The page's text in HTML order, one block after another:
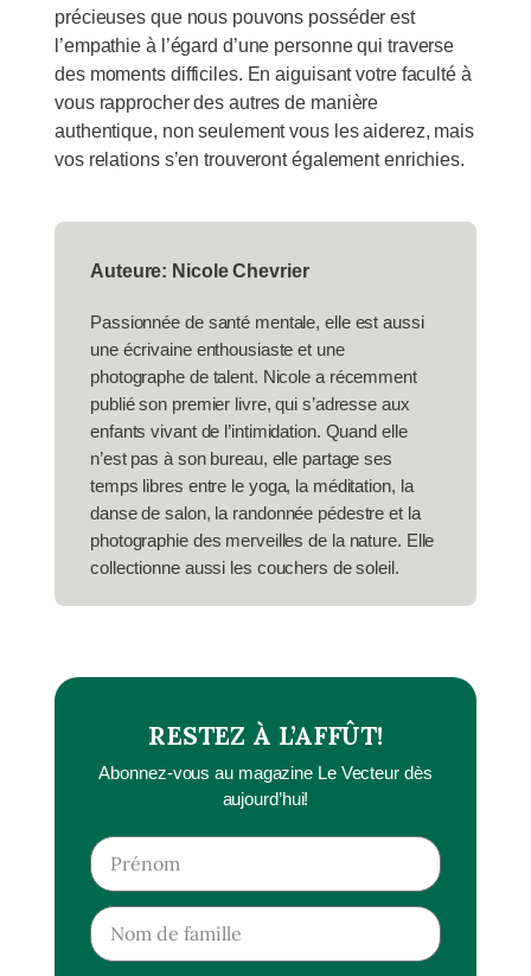
RESTEZ À L’AFFÛT!
Abonnez-vous au magazine Le Vecteur dès
aujourd’hui!
précieuses que nous pouvons posséder est
l’empathie à l’égard d’une personne qui traverse
des moments difficiles. En aiguisant votre faculté à
vous rapprocher des autres de manière
authentique, non seulement vous les aiderez, mais
vos relations s’en trouveront également enrichies.
Auteure: Nicole Chevrier
Passionnée de santé mentale, elle est aussi
une écrivaine enthousiaste et une
photographe de talent. Nicole a récemment
publié son premier livre, qui s’adresse aux
enfants vivant de l’intimidation. Quand elle
n’est pas à son bureau, elle partage ses
temps libres entre le yoga, la méditation, la
danse de salon, la randonnée pédestre et la
photographie des merveilles de la nature. Elle
collectionne aussi les couchers de soleil.